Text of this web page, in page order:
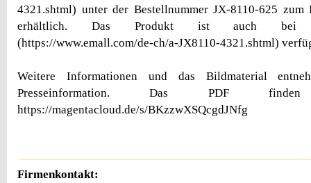
4321.shtml) unter der Bestellnummer JX-8110-625 zum
erhältlich. Das Produkt ist auch bei
(https://www.emall.com/de-ch/a-JX8110-4321.shtml)
Weitere Informationen und das Bildmaterial
Presseinformation. Das PDF
https://magentacloud.de/s/BKzzwXSQcgdJNfg
Firmenkontakt: